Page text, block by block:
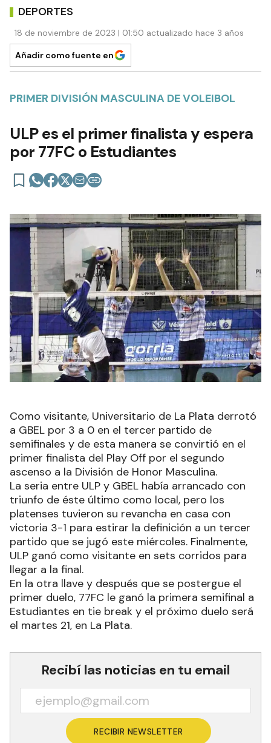
DEPORTES
18 de noviembre de 2023 | 01:50 actualizado hace 3 años
Añadir como fuente en
PRIMER DIVISIÓN MASCULINA DE VOLEIBOL
ULP es el primer finalista y espera
por 77FC o Estudiantes
Como visitante, Universitario de La Plata derrotó
a GBEL por 3 a 0 en el tercer partido de
semifinales y de esta manera se convirtió en el
primer finalista del Play Off por el segundo
ascenso a la División de Honor Masculina.
La seria entre ULP y GBEL había arrancado con
triunfo de éste último como local, pero los
platenses tuvieron su revancha en casa con
victoria 3-1 para estirar la definición a un tercer
partido que se jugó este miércoles. Finalmente,
ULP ganó como visitante en sets corridos para
llegar a la final.
En la otra llave y después que se postergue el
primer duelo, 77FC le ganó la primera semifinal a
Estudiantes en tie break y el próximo duelo será
el martes 21, en La Plata.
Recibí las noticias en tu email
RECIBIR NEWSLETTER